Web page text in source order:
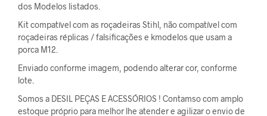
dos Modelos listados.
Kit compatível com as roçadeiras Stihl, não compatível com
roçadeiras réplicas / falsificações e kmodelos que usam a
porca M12.
Enviado conforme imagem, podendo alterar cor, conforme
lote.
Somos a DESIL PEÇAS E ACESSÓRIOS ! Contamso com amplo
estoque próprio para melhor lhe atender e agilizar o envio de